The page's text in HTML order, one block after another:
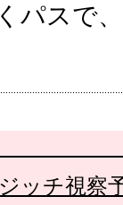
パスで
ッチ視察